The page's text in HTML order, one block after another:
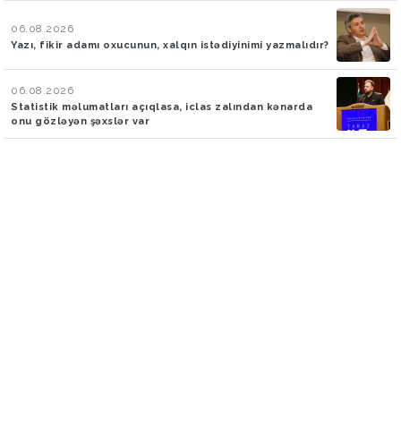
06.08.2026
Yazı, fikir adamı oxucunun, xalqın istədiyinimi yazmalıdır?
06.08.2026
Statistik məlumatları açıqlasa, iclas zalından kənarda
onu gözləyən şəxslər var